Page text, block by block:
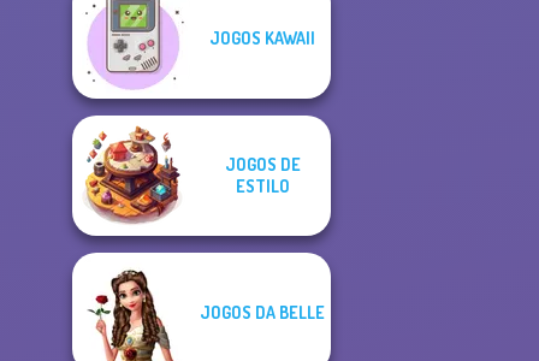
JOGOS KAWAII
JOGOS DE
ESTILO
JOGOS DA BELLE